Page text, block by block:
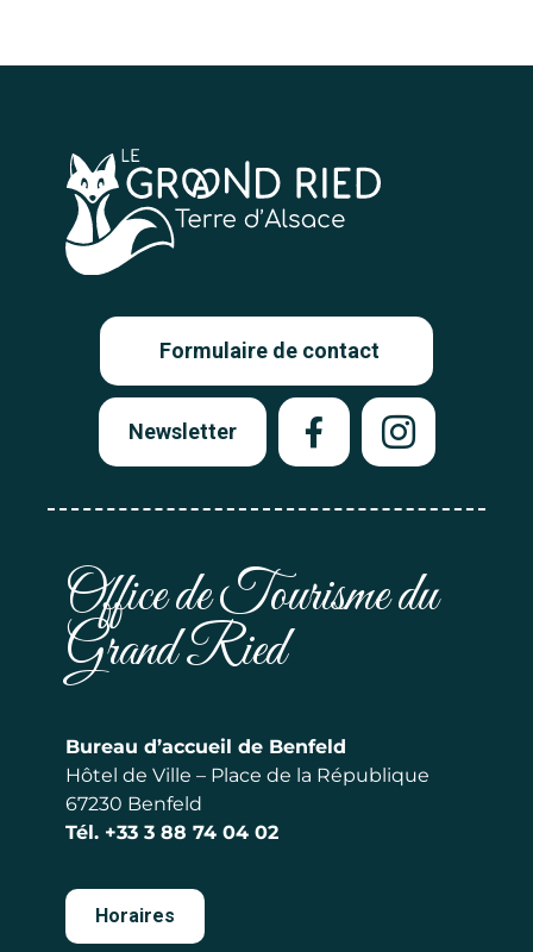
Formulaire de contact
Newsletter
Office de Tourisme du
Grand Ried
Bureau d’accueil de Benfeld
Hôtel de Ville – Place de la République
67230 Benfeld
Tél. +33 3 88 74 04 02
Horaires